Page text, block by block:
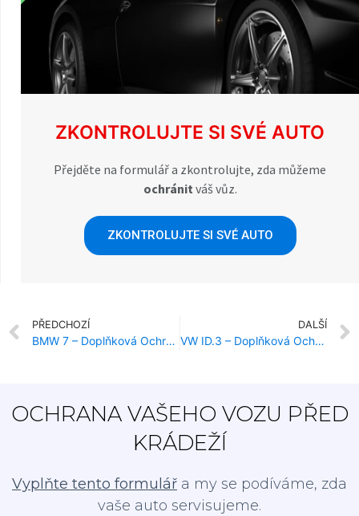
ZKONTROLUJTE SI SVÉ AUTO
Přejděte na formulář a zkontrolujte, zda můžeme
ochránit váš vůz.
ZKONTROLUJTE SI SVÉ AUTO
PŘEDCHOZÍ
BMW 7 – Doplňková Ochrana Proti Krádeži
DALŠÍ
VW ID.3 – Doplňková Ochrana Proti Krádeži
OCHRANA VAŠEHO VOZU PŘED
KRÁDEŽÍ
Vyplňte tento formulář a my se podíváme, zda
vaše auto servisujeme.